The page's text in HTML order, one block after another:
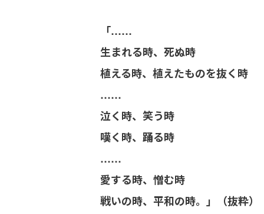
「……
生まれる時、死ぬ時
植える時、植えたものを抜く時
……
泣く時、笑う時
嘆く時、踊る時
……
愛する時、憎む時
戦いの時、平和の時。」（抜粋）